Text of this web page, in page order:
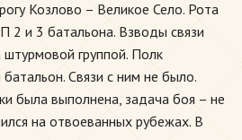
Козлово – Великое Село. Рота
2 и 3 батальона. Взводы связи
группой. Полк
Связи с ним не было.
была выполнена, задача боя – не
на отвоеванных рубежах. В